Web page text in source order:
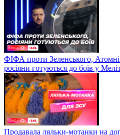
ФІФА проти Зеленського, Атомні
росіяни готуються до боїв у
Продавала ляльки-мотанки на